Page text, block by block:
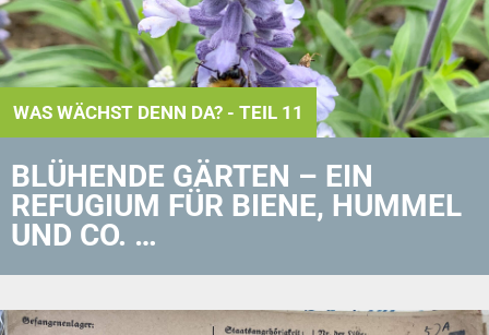
WAS WÄCHST DENN DA? - TEIL 11
BLÜHENDE GÄRTEN – EIN
REFUGIUM FÜR BIENE, HUMMEL
UND CO. …